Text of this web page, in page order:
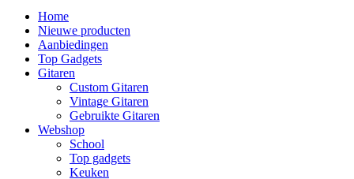
Home
Nieuwe producten
Aanbiedingen
Top Gadgets
Gitaren
Custom Gitaren
Vintage Gitaren
Gebruikte Gitaren
Webshop
School
Top gadgets
Keuken